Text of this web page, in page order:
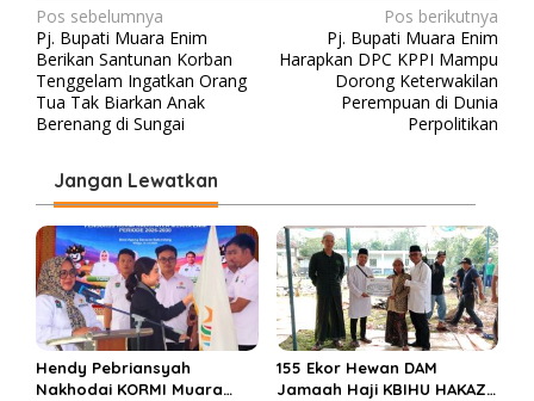
N
a
v
i
a
s
i
p
o
s
Pos sebelumnya
Pj. Bupati Muara Enim
Berikan Santunan Korban
Tenggelam Ingatkan Orang
Tua Tak Biarkan Anak
Berenang di Sungai
Pos berikutnya
Pj. Bupati Muara Enim
Harapkan DPC KPPI Mampu
Dorong Keterwakilan
Perempuan di Dunia
Perpolitikan
Jangan Lewatkan
Hendy Pebriansyah
Nakhodai KORMI Muara
155 Ekor Hewan DAM
Jamaah Haji KBIHU HAKAZA